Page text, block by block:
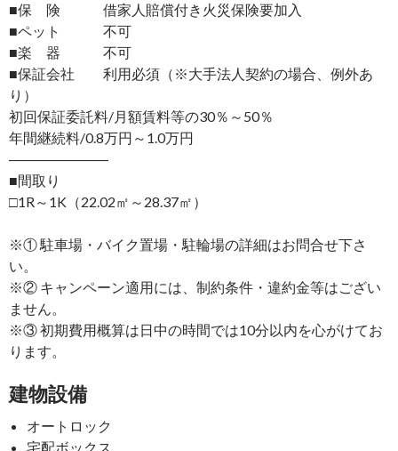
■保 険 借家人賠償付き火災保険要加入
■ペット 不可
■楽 器 不可
■保証会社 利用必須（※大手法人契約の場合、例外あ
り）
初回保証委託料/月額賃料等の30％～50％
年間継続料/0.8万円～1.0万円
―――――――
■間取り
□1R～1K（22.02㎡～28.37㎡）
※① 駐車場・バイク置場・駐輪場の詳細はお問合せ下さ
い。
※② キャンペーン適用には、制約条件・違約金等はござい
ません。
※③ 初期費用概算は日中の時間では10分以内を心がけてお
ります。
建物設備
オートロック
宅配ボックス